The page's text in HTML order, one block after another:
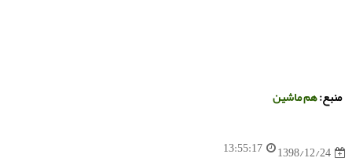
منبع:هم ماشین
1398/12/24
13:55:17